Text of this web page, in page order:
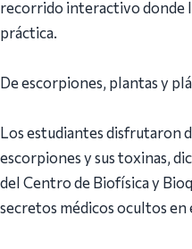
recorrido interactivo donde
práctica.
De escorpiones, plantas y
Los estudiantes disfrutaron
escorpiones y sus toxinas,
del Centro de Biofísica y
secretos médicos ocultos en